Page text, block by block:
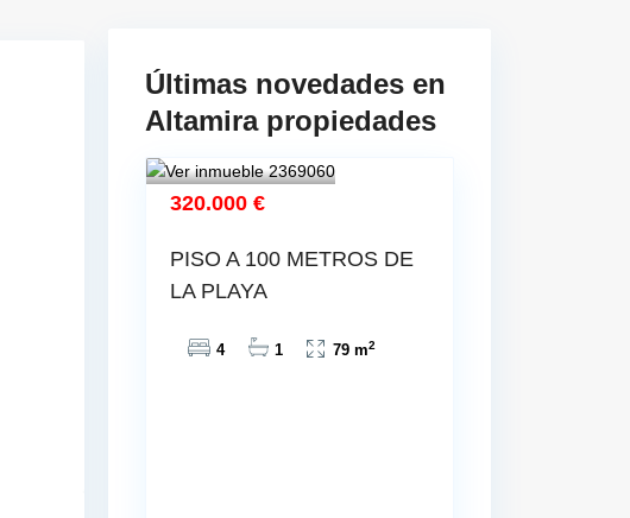
Últimas novedades en
Altamira propiedades
320.000 €
PISO A 100 METROS DE
LA PLAYA
4 1 79 m2